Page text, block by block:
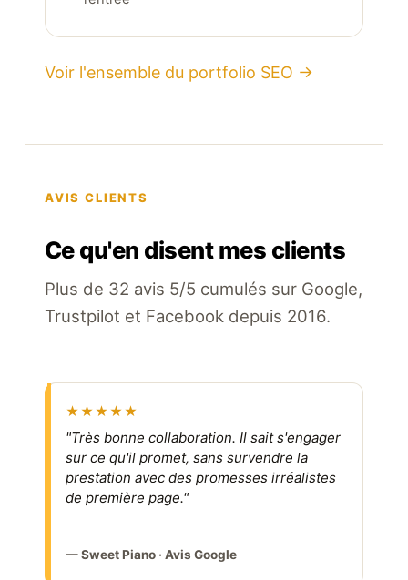
Voir l'ensemble du portfolio SEO →
AVIS CLIENTS
Ce qu'en disent mes clients
Plus de 32 avis 5/5 cumulés sur Google,
Trustpilot et Facebook depuis 2016.
★★★★★
"Très bonne collaboration. Il sait s'engager
sur ce qu'il promet, sans survendre la
prestation avec des promesses irréalistes
de première page."
— Sweet Piano · Avis Google